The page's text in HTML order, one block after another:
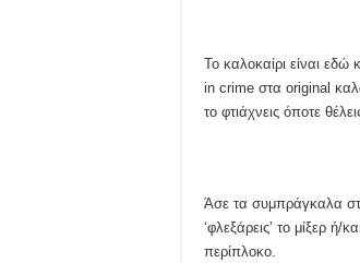
Το καλοκαίρι είναι εδώ
in crime στα original
το φτιάχνεις όποτε
Άσε τα συμπράγκαλα
‘φλεξάρεις’ το μίξερ
περίπλοκο.